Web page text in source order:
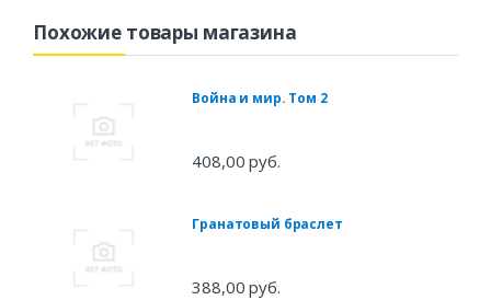
Похожие товары магазина
Война и мир. Том 2
408,00 руб.
Гранатовый браслет
388,00 руб.